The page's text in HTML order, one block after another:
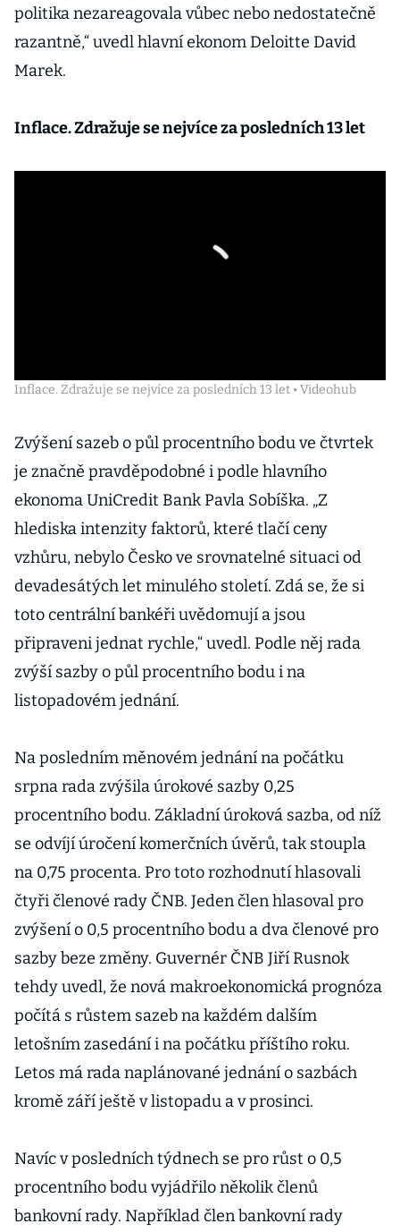
politika nezareagovala vůbec nebo nedostatečně
razantně,“ uvedl hlavní ekonom Deloitte David
Marek.
Inflace. Zdražuje se nejvíce za posledních 13 let
Inflace. Zdražuje se nejvíce za posledních 13 let • Videohub
Zvýšení sazeb o půl procentního bodu ve čtvrtek
je značně pravděpodobné i podle hlavního
ekonoma UniCredit Bank Pavla Sobíška. „Z
hlediska intenzity faktorů, které tlačí ceny
vzhůru, nebylo Česko ve srovnatelné situaci od
devadesátých let minulého století. Zdá se, že si
toto centrální bankéři uvědomují a jsou
připraveni jednat rychle,“ uvedl. Podle něj rada
zvýší sazby o půl procentního bodu i na
listopadovém jednání.
Na posledním měnovém jednání na počátku
srpna rada zvýšila úrokové sazby 0,25
procentního bodu. Základní úroková sazba, od níž
se odvíjí úročení komerčních úvěrů, tak stoupla
na 0,75 procenta. Pro toto rozhodnutí hlasovali
čtyři členové rady ČNB. Jeden člen hlasoval pro
zvýšení o 0,5 procentního bodu a dva členové pro
sazby beze změny. Guvernér ČNB Jiří Rusnok
tehdy uvedl, že nová makroekonomická prognóza
počítá s růstem sazeb na každém dalším
letošním zasedání i na počátku příštího roku.
Letos má rada naplánované jednání o sazbách
kromě září ještě v listopadu a v prosinci.
Navíc v posledních týdnech se pro růst o 0,5
procentního bodu vyjádřilo několik členů
bankovní rady. Například člen bankovní rady